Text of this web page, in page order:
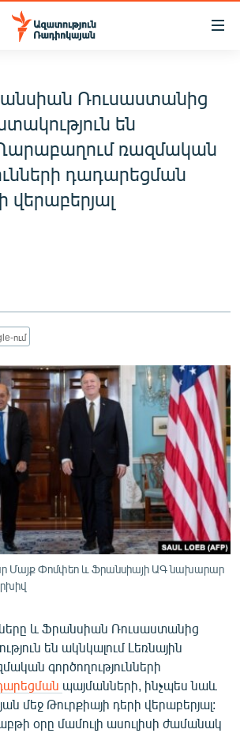
2026
Ռուսաստանից
են
ռազմական
դադարեցման
վերաբերյալ
ում
Մայք Փոմփեո և Ֆրանսիայի ԱԳ նախարար
և Ֆրանսիան Ռուսաստանից
են ակնկալում Լեռնային
գործողությունների
պայմանների, ինչպես նաև
մեջ Թուրքիայի դերի վերաբերյալ:
օրը մամուլի ասուլիսի ժամանակ